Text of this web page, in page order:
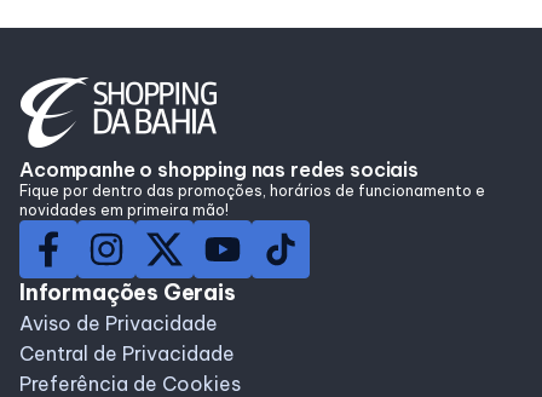
Acompanhe o shopping nas redes sociais
Fique por dentro das promoções, horários de funcionamento e
novidades em primeira mão!
Informações Gerais
Aviso de Privacidade
Central de Privacidade
Preferência de Cookies